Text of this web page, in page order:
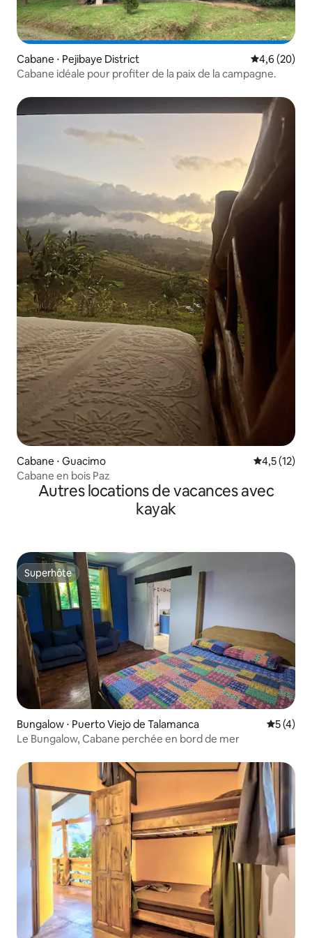
Cabane ⋅ Pejibaye District Évaluation
4,6 (20)
Cabane idéale pour profiter de la paix de la campagne.
Cabane ⋅ Guacimo Évaluation
4,5 (12)
Cabane en bois Paz
Autres locations de vacances avec
kayak
Superhôte
Superhôte
Bungalow ⋅ Puerto Viejo de Talamanca
5 (4)
Le Bungalow, Cabane perchée en bord de mer